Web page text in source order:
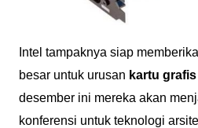
Intel tampaknya siap
besar untuk urusan kartu
desember ini mereka akan
konferensi untuk teknologi